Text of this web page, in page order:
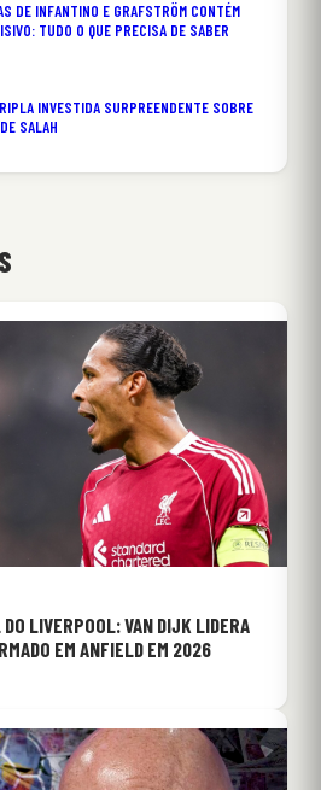
DE INFANTINO E GRAFSTRÖM CONTÉM
TUDO O QUE PRECISA DE SABER
INVESTIDA SURPREENDENTE SOBRE
SALAH
LIVERPOOL: VAN DIJK LIDERA
EM ANFIELD EM 2026